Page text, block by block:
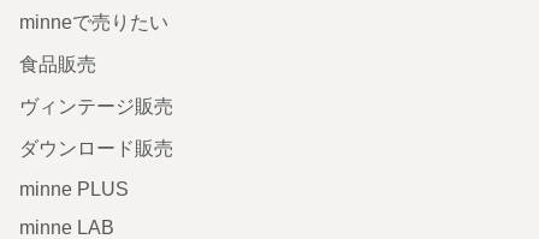
minneで売りたい
食品販売
ヴィンテージ販売
ダウンロード販売
minne PLUS
minne LAB